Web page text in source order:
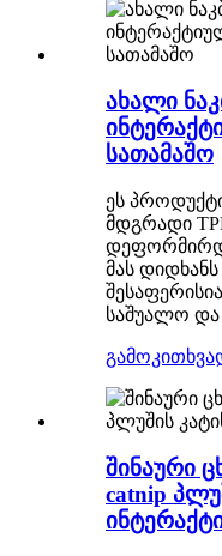
ახალი
სათამაშო
ეს
მდგრადი
მას
საშუალო
გამოკითხვა
შინაური
catnip